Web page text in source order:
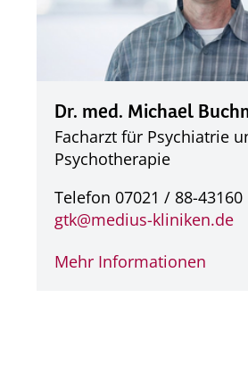
Dr. med. Michael
Facharzt für Psychiatrie
Psychotherapie
Telefon 07021 / 88-43160
gtk@medius-kliniken.de
Mehr Informationen